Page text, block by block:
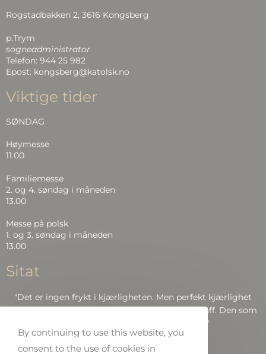
Rogstadbakken 2, 3616 Kongsberg
p.Trym
sogneadministrator
Telefon: 944 25 982
Epost: kongsberg@katolsk.no
Viktige tider
SØNDAG
Høymesse
11.00
Familiemesse
2. og 4. søndag i måneden
13.00
Messe på polsk
1. og 3. søndag i måneden
13.00
Sitat
"Det er ingen frykt i kjærligheten. Men perfekt kjærlighet
driver frykten ut, fordi frykt har å gjøre med straff. Den som
frykter, blir ikke perfekt i kjærlighet.."
Bibelen: Joh 4:18
By continuing to use this website, you
consent to the use of cookies in